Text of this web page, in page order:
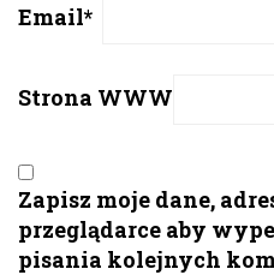
Email*
Strona WWW
Zapisz moje dane,
przeglądarce aby
pisania kolejnych